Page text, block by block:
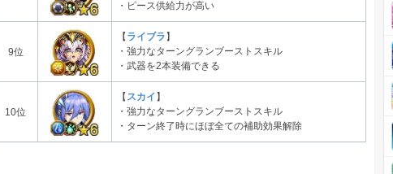
・ピース供給力が高い
9位
【 ライブラ 】
・強力なターングランブーストスキル
・武器を2本装備できる
10位
【 スカイ 】
・強力なターングランブーストスキル
・ターン終了時にほぼ全ての補助効果解除